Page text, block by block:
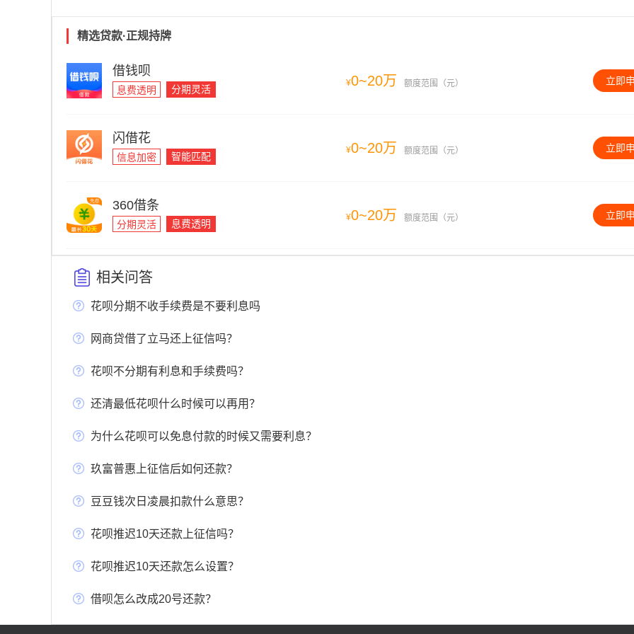
精选贷款·正规持牌
借钱呗
息费透明 分期灵活
¥0~20万 额度范围（元） 立即
闪借花
信息加密 智能匹配
¥0~20万 额度范围（元） 立即
360借条
分期灵活 息费透明
¥0~20万 额度范围（元） 立即
相关问答
花呗分期不收手续费是不要利息吗
网商贷借了立马还上征信吗？
花呗不分期有利息和手续费吗？
还清最低花呗什么时候可以再用？
为什么花呗可以免息付款的时候又需要利息？
玖富普惠上征信后如何还款？
豆豆钱次日凌晨扣款什么意思？
花呗推迟10天还款上征信吗？
花呗推迟10天还款怎么设置？
借呗怎么改成20号还款？